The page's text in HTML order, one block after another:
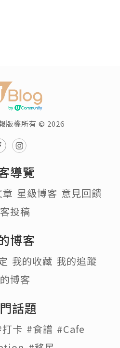
版權所有 © 2026
導覽
星級博客 意見回饋
投稿
博客
我的收藏 我的追蹤
博客
話題
卡 #食譜 #Cafe